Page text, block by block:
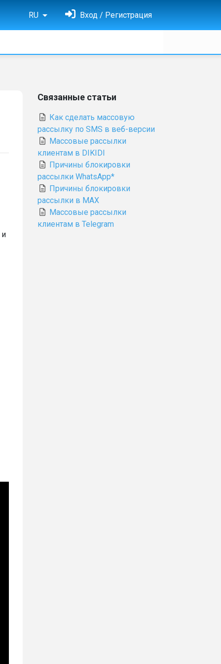
RU Вход / Регистрация
и
Связанные статьи
Как сделать массовую
рассылку по SMS в веб-версии
Массовые рассылки
клиентам в DIKIDI
Причины блокировки
рассылки WhatsApp*
Причины блокировки
рассылки в MAX
Массовые рассылки
клиентам в Telegram